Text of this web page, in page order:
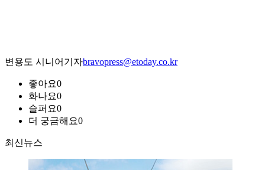
변용도 시니어기자bravopress@etoday.co.kr
좋아요0
화나요0
슬퍼요0
더 궁금해요0
최신뉴스